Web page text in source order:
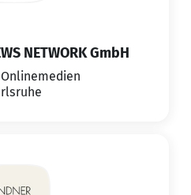
NETWORK GmbH